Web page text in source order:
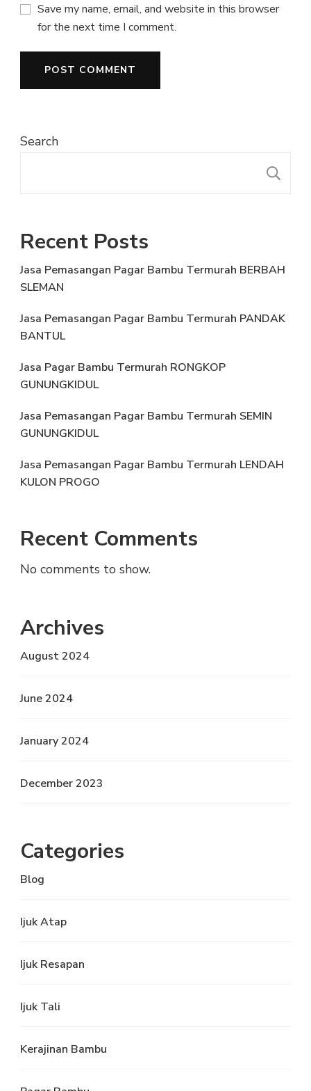
Save my name, email, and website in this browser
for the next time I comment.
Search
Recent Posts
Jasa Pemasangan Pagar Bambu Termurah BERBAH
SLEMAN
Jasa Pemasangan Pagar Bambu Termurah PANDAK
BANTUL
Jasa Pagar Bambu Termurah RONGKOP
GUNUNGKIDUL
Jasa Pemasangan Pagar Bambu Termurah SEMIN
GUNUNGKIDUL
Jasa Pemasangan Pagar Bambu Termurah LENDAH
KULON PROGO
Recent Comments
No comments to show.
Archives
August 2024
June 2024
January 2024
December 2023
Categories
Blog
Ijuk Atap
Ijuk Resapan
Ijuk Tali
Kerajinan Bambu